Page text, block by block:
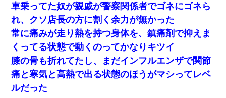
隣の部屋の住民の母親、オートロックを突破してマンションに入
り込んできたみたいで、ずっとドアの前で喚いてて滅茶苦茶うる
さかった。
嫁が涙声で『会いたいね』とか言っているのが聞こえた。俺「こ
んな時間に誰と電話してんの？」嫁「ごめんなさい…！（大号
泣」俺（キターー）→
車乗ってた奴が親戚が警察関係者でゴネにゴネら
れ、クソ店長の方に割く余力が無かった
常に痛みが走り熱を持つ身体を、鎮痛剤で抑えま
くってる状態で動くのってかなりキツイ
膝の骨も折れてたし、まだインフルエンザで関節
痛と寒気と高熱で出る状態のほうがマシってレベ
ルだった